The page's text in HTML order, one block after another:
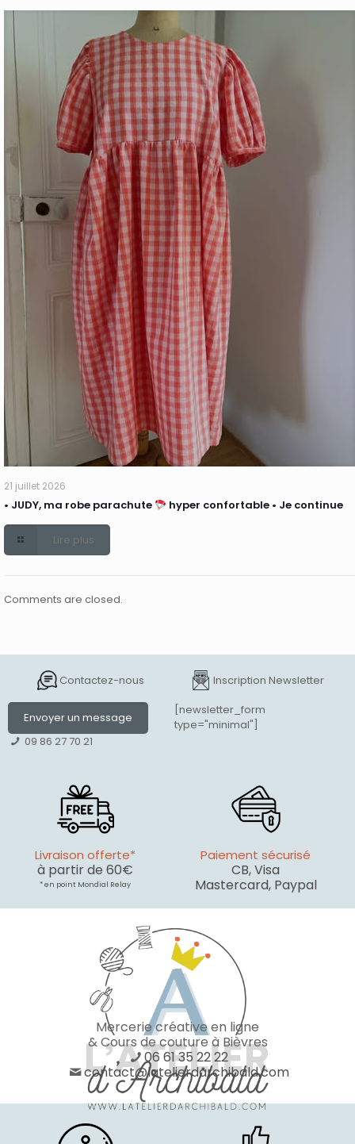
21 juillet 2026
• JUDY, ma robe parachute hyper confortable • Je continue
Lire plus
Comments are closed.
Contactez-nous
Envoyer un message
09 86 27 70 21
Inscription Newsletter
[newsletter_form
type="minimal"]
Livraison offerte*
à partir de 60€
* en point Mondial Relay
Paiement sécurisé
CB, Visa
Mastercard, Paypal
Mercerie créative en ligne
& Cours de couture à Bièvres
06 61 35 22 22
contact@latelierdarchibald.com